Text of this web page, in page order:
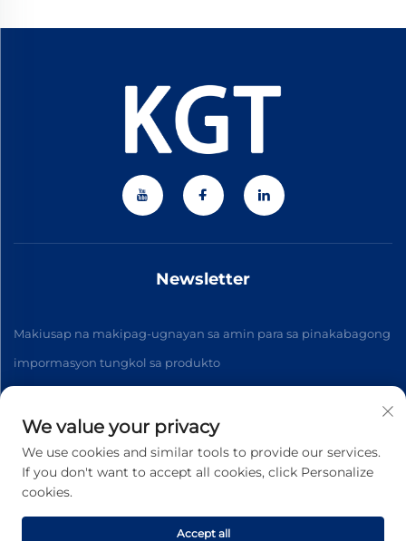
Newsletter
Makiusap na makipag-ugnayan sa amin para sa pinakabagong
impormasyon tungkol sa produkto
Copyright © 2026 Zhejiang Jiateng Precision Technology
We value your privacy
We use cookies and similar tools to provide our services.
If you don't want to accept all cookies, click Personalize
cookies.
Accept all